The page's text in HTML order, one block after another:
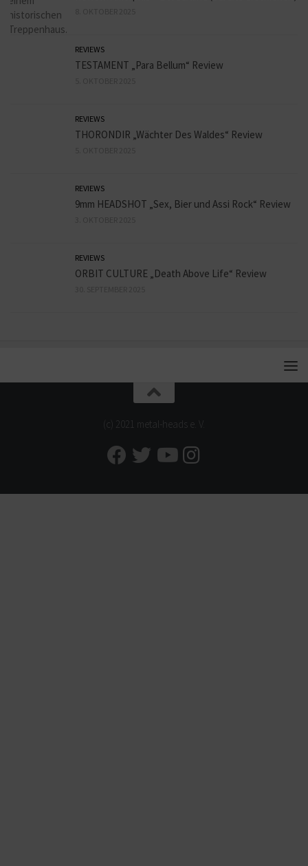
REVIEWS
TESTAMENT „Para Bellum“ Review
REVIEWS
THORONDIR „Wächter Des Waldes“ Review
REVIEWS
9mm HEADSHOT „Sex, Bier und Assi Rock“ Review
REVIEWS
ORBIT CULTURE „Death Above Life“ Review
(c) 2021 metal-heads e. V.